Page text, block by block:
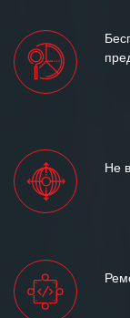
Не